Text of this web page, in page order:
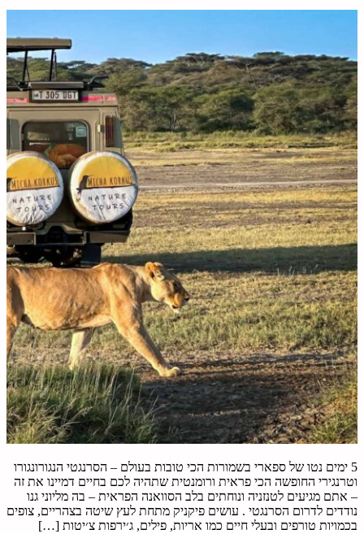
5 ימים נטו של ספארי בשמורות הכי טובות בעולם – הסרנגטי הנגורונגורו
וטרנגירי החופשה הכי פראית ורומנטית שתהיה לכם בחיים דמיינו את זה
– אתם מגיעים לטנזניה ונוחתים בלב הסוואנה הפראית – בה מליוני גנו
נודדים לדרום הסרנגטי . עושים פיקניק מתחת לעץ שיטה בצהריים, צופים
בכמויות טורפים ובעלי חיים כמו אריות, פילים, ג׳ירפות צ׳יטות […]